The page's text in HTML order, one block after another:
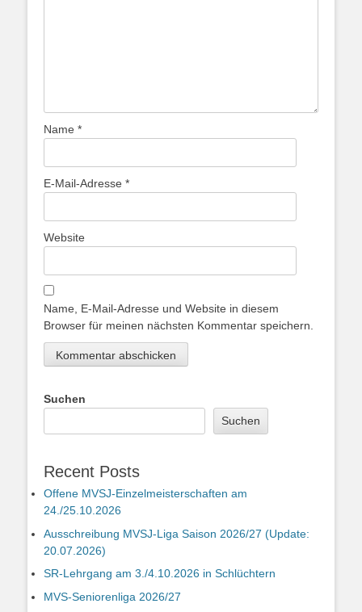
Name *
E-Mail-Adresse *
Website
Name, E-Mail-Adresse und Website in diesem
Browser für meinen nächsten Kommentar speichern.
Suchen
Suchen
Recent Posts
Offene MVSJ-Einzelmeisterschaften am
24./25.10.2026
Ausschreibung MVSJ-Liga Saison 2026/27 (Update:
20.07.2026)
SR-Lehrgang am 3./4.10.2026 in Schlüchtern
MVS-Seniorenliga 2026/27